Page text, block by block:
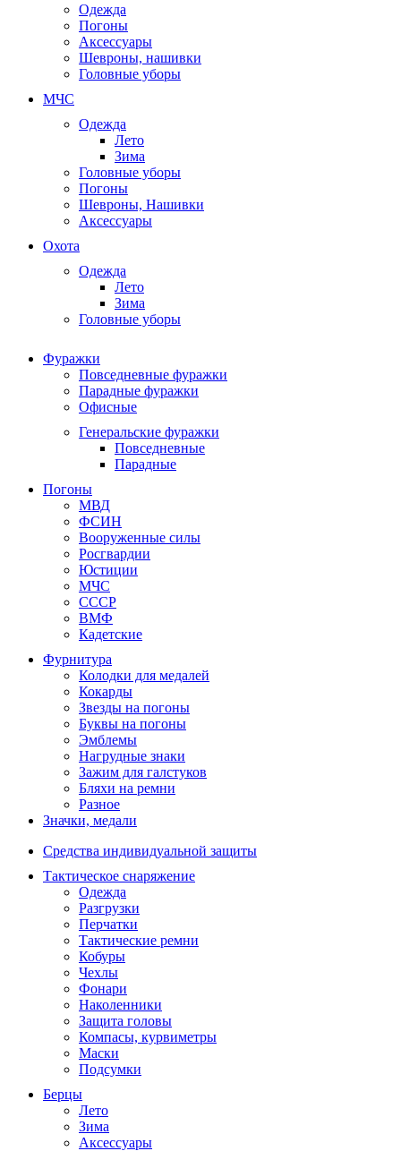
Одежда
Погоны
Аксессуары
Шевроны, нашивки
Головные уборы
МЧС
Одежда
Лето
Зима
Головные уборы
Погоны
Шевроны, Нашивки
Аксессуары
Охота
Одежда
Лето
Зима
Головные уборы
Фуражки
Повседневные фуражки
Парадные фуражки
Офисные
Генеральские фуражки
Повседневные
Парадные
Погоны
МВД
ФСИН
Вооруженные силы
Росгвардии
Юстиции
МЧС
СССР
ВМФ
Кадетские
Фурнитура
Колодки для медалей
Кокарды
Звезды на погоны
Буквы на погоны
Эмблемы
Нагрудные знаки
Зажим для галстуков
Бляхи на ремни
Разное
Значки, медали
Средства индивидуальной защиты
Тактическое снаряжение
Одежда
Разгрузки
Перчатки
Тактические ремни
Кобуры
Чехлы
Фонари
Наколенники
Защита головы
Компасы, курвиметры
Маски
Подсумки
Берцы
Лето
Зима
Аксессуары